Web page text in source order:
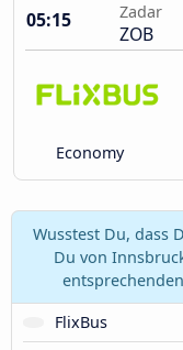
05:15
Zadar
ZOB
Economy
Wusstest Du, dass
Du von
FlixBus